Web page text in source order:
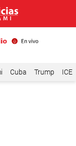
Cuba Trump ICE